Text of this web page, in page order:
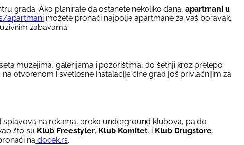
grada. Ako planirate da ostanete nekoliko dana, apartmani u
apartmani možete pronaći najbolje apartmane za vaš boravak.
zabavama.
muzejima, galerijama i pozorištima, do šetnji kroz prelepo
otvorenom i svetlosne instalacije čine grad još privlačnijim za
na rekama, preko underground klubova, pa do
što su Klub Freestyler, Klub Komitet, i Klub Drugstore,
na docek.rs.